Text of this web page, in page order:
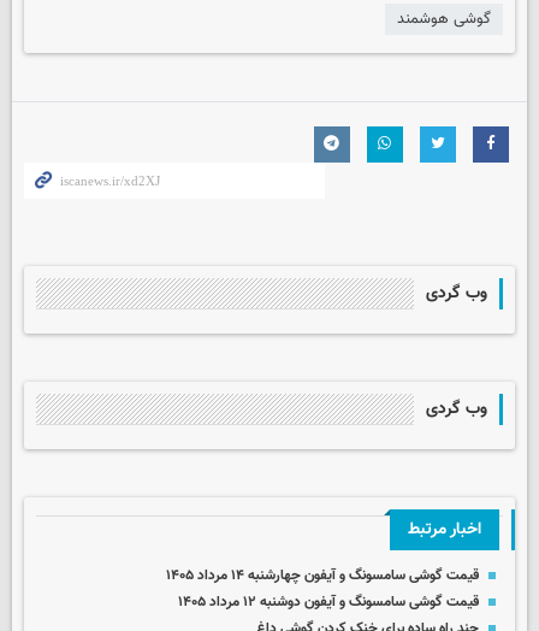
گوشی هوشمند
وب گردی
وب گردی
اخبار مرتبط
قیمت گوشی سامسونگ و آیفون چهارشنبه ۱۴ مرداد ۱۴۰۵
قیمت گوشی سامسونگ و آیفون دوشنبه ۱۲ مرداد ۱۴۰۵